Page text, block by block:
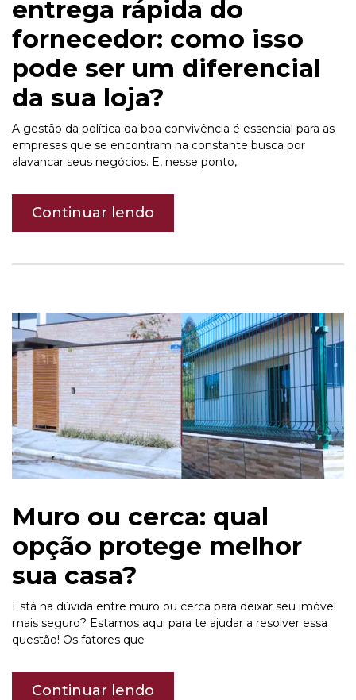
entrega rápida do
fornecedor: como isso
pode ser um diferencial
da sua loja?
A gestão da política da boa convivência é essencial para as
empresas que se encontram na constante busca por
alavancar seus negócios. E, nesse ponto,
Continuar lendo
Muro ou cerca: qual
opção protege melhor
sua casa?
Está na dúvida entre muro ou cerca para deixar seu imóvel
mais seguro? Estamos aqui para te ajudar a resolver essa
questão! Os fatores que
Continuar lendo